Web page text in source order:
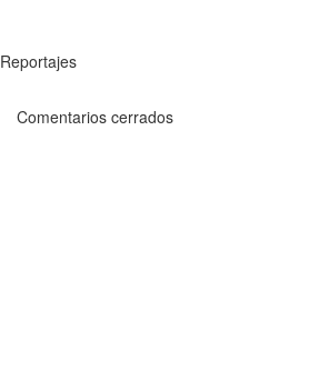
Reportajes
Comentarios cerrados